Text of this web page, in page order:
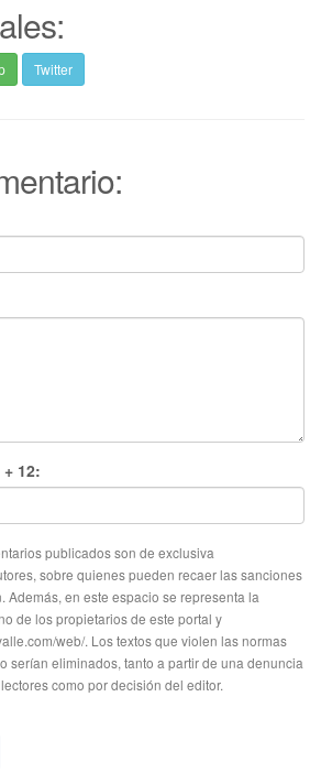
Twitter
12:
publicados son de exclusiva
sobre quienes pueden recaer las sanciones
Además, en este espacio se representa la
de los propietarios de este portal y
web/. Los textos que violen las normas
serían eliminados, tanto a partir de una denuncia
como por decisión del editor.